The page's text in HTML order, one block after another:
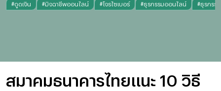
#ดูดเงิน #มิจฉาชีพออนไลน์ #โจรไซเบอร์ #ธุรกรรมออนไลน์ #ธุรกรร
สมาคมธนาคารไทยแนะ 10 วิธี